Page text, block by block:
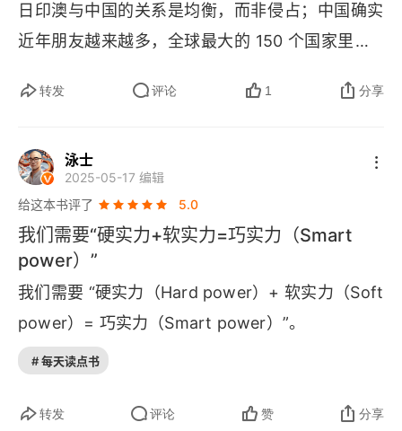
美国未来对华战略
第四部分 中美关系与软实力的作用
美元与巨龙
中国会取代美国吗？
金融危机与中美误判
与中国合作，而不是遏制它
相互依存对中美是双刃剑
日印澳与中国的关系是均衡，而非侵占；中国确实
近年朋友越来越多，全球最大的 150 个国家里有 1
币重要性能和美国掰掰手腕，但实际上差距尚远。
很多牌可以打”，能更清楚认识到什么是中美实力尚
国或者欧洲有的民族主义，其实我们也有。可能一
些我们的外交政策或者态度，对国内群众来说是增
加吸引，但对国外群众而言不是，可能会失去对国
外人才的吸引力或者与其它国家合作变得困难。那
这得失之间，究竟对短期利益和长期利益有何影
响，岂能轻易加以判断？毕竟，一旦做错了决定，
那些网上狂欢的人又不需要他们直接付出代价。约
转发 评论 1 分享
泳士
2025-05-17 编辑
给这本书评了
5.0
我们需要“硬实力+软实力=巧实力（Smart
power）”
我们需要 “硬实力（Hard power）+ 软实力（Soft
power）= 巧实力（Smart power）”。
# 每天读点书
转发 评论 赞 分享